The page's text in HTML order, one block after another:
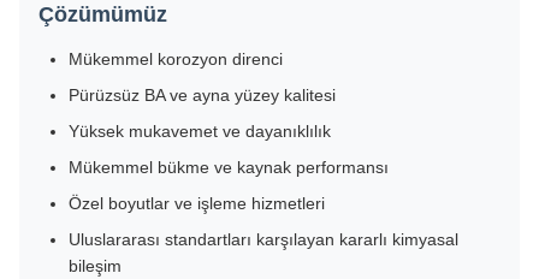
Çözümümüz
Mükemmel korozyon direnci
Pürüzsüz BA ve ayna yüzey kalitesi
Yüksek mukavemet ve dayanıklılık
Mükemmel bükme ve kaynak performansı
Özel boyutlar ve işleme hizmetleri
Uluslararası standartları karşılayan kararlı kimyasal
bileşim